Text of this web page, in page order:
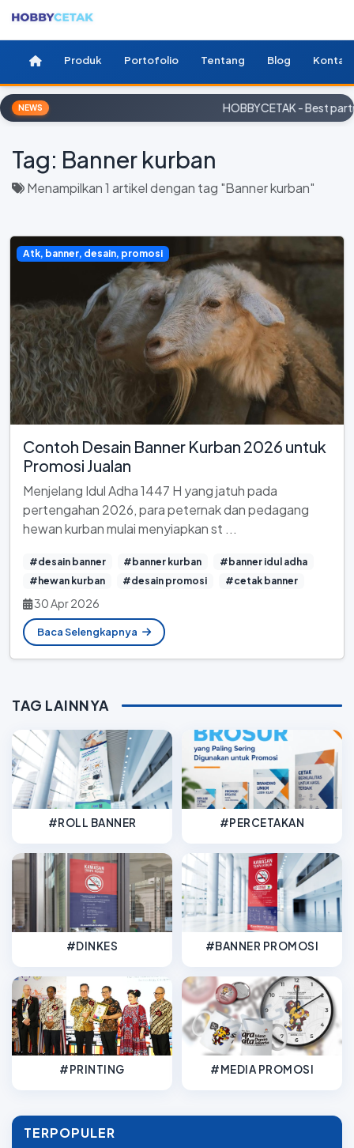
Produk Portofolio Tentang Blog Kontak
NEWS HOBBYCETAK - Best
Tag: Banner kurban
Menampilkan 1 artikel dengan tag "Banner kurban"
Atk, banner, desain, promosi
Contoh Desain Banner Kurban 2026 untuk
Promosi Jualan
Menjelang Idul Adha 1447 H yang jatuh pada
pertengahan 2026, para peternak dan pedagang
hewan kurban mulai menyiapkan st ...
#desain banner #banner kurban
#banner idul adha
#hewan kurban
#desain promosi #cetak banner
30 Apr 2026
Baca Selengkapnya
TAG LAINNYA
#ROLL BANNER #PERCETAKAN
#DINKES #BANNER PROMOSI
#PRINTING #MEDIA PROMOSI
TERPOPULER